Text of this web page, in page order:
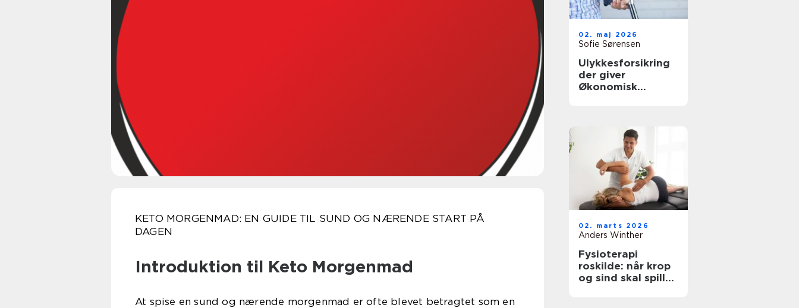
KETO MORGENMAD: EN GUIDE TIL SUND OG NÆRENDE START PÅ
DAGEN
Introduktion til Keto Morgenmad
At spise en sund og nærende morgenmad er ofte blevet betragtet som en
02. maj 2026
Sofie Sørensen
Ulykkesforsikring
der giver
Økonomisk
02. marts 2026
Anders Winther
Fysioterapi
roskilde: når krop
og sind skal spille